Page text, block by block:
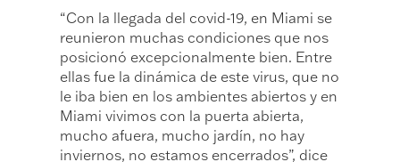
“Con la llegada del covid-19, en Miami se
reunieron muchas condiciones que nos
posicionó excepcionalmente bien. Entre
ellas fue la dinámica de este virus, que no
le iba bien en los ambientes abiertos y en
Miami vivimos con la puerta abierta,
mucho afuera, mucho jardín, no hay
inviernos, no estamos encerrados”, dice